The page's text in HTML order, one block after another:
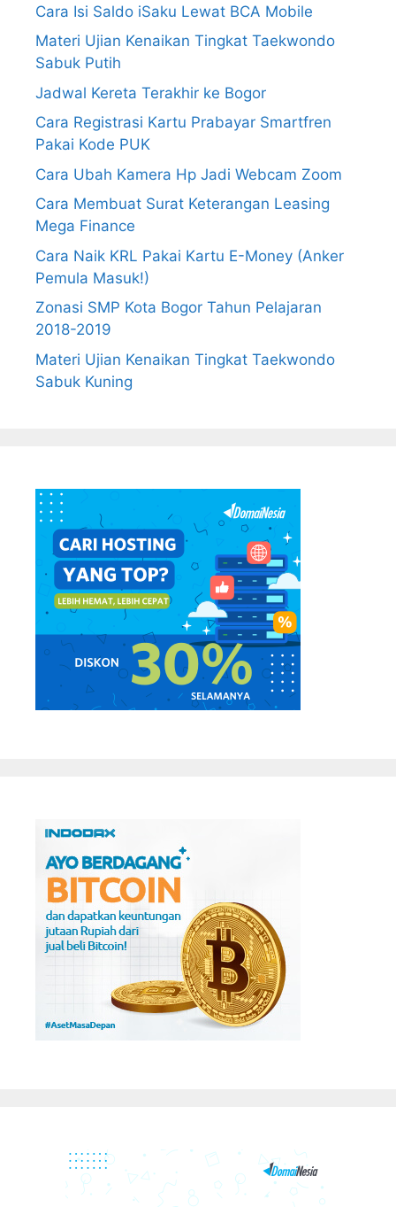
Cara Isi Saldo iSaku Lewat BCA Mobile
Materi Ujian Kenaikan Tingkat Taekwondo
Sabuk Putih
Jadwal Kereta Terakhir ke Bogor
Cara Registrasi Kartu Prabayar Smartfren
Pakai Kode PUK
Cara Ubah Kamera Hp Jadi Webcam Zoom
Cara Membuat Surat Keterangan Leasing
Mega Finance
Cara Naik KRL Pakai Kartu E-Money (Anker
Pemula Masuk!)
Zonasi SMP Kota Bogor Tahun Pelajaran
2018-2019
Materi Ujian Kenaikan Tingkat Taekwondo
Sabuk Kuning